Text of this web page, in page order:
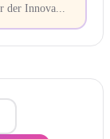
der Innova...